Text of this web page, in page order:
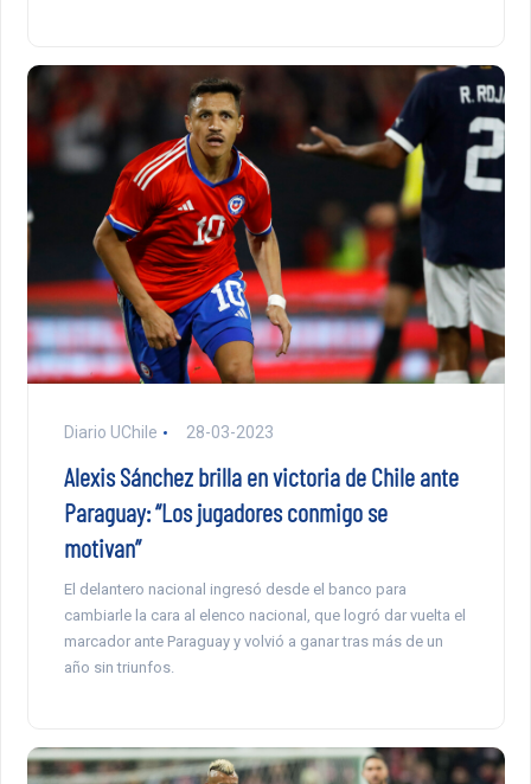
Diario UChile 28-03-2023
Alexis Sánchez brilla en victoria de Chile ante
Paraguay: “Los jugadores conmigo se
motivan”
El delantero nacional ingresó desde el banco para
cambiarle la cara al elenco nacional, que logró dar vuelta el
marcador ante Paraguay y volvió a ganar tras más de un
año sin triunfos.